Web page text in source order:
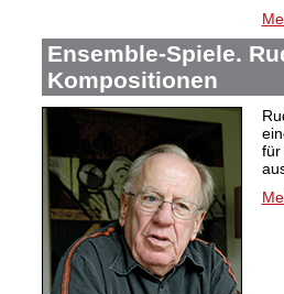
Ensemble-Spiele.
Kompositionen
für